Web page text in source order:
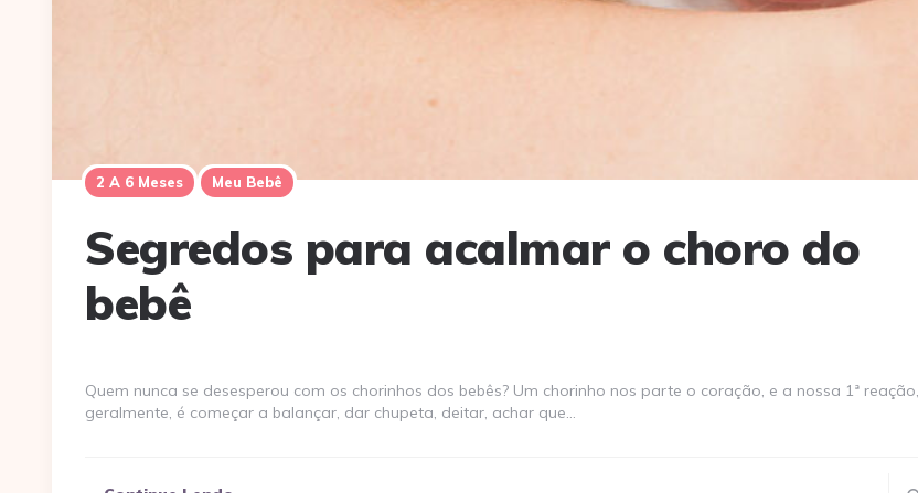
2 A 6 Meses Meu Bebê
Segredos para acalmar o choro do
bebê
Quem nunca se desesperou com os chorinhos dos bebês? Um chorinho nos parte o coração, e a nossa 1ª reação,
geralmente, é começar a balançar, dar chupeta, deitar, achar que…